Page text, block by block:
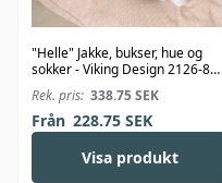
"Helle" Jakke, bukser, hue og
sokker - Viking Design 2126-8
Kit - 1-24 Mdr. - Viking Bambino
Rek. pris: 338.75SEK
Från 228.75SEK
Visa produkt